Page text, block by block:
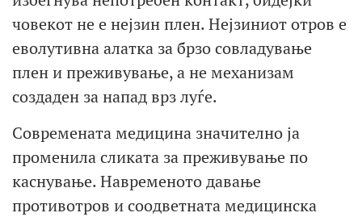
човекот не е нејзин плен. Нејзиниот отров е
еволутивна алатка за брзо совладување
плен и преживување, а не механизам
создаден за напад врз луѓе.
Современата медицина значително ја
променила сликата за преживување по
каснување. Навременото давање
противотров и соодветната медицинска